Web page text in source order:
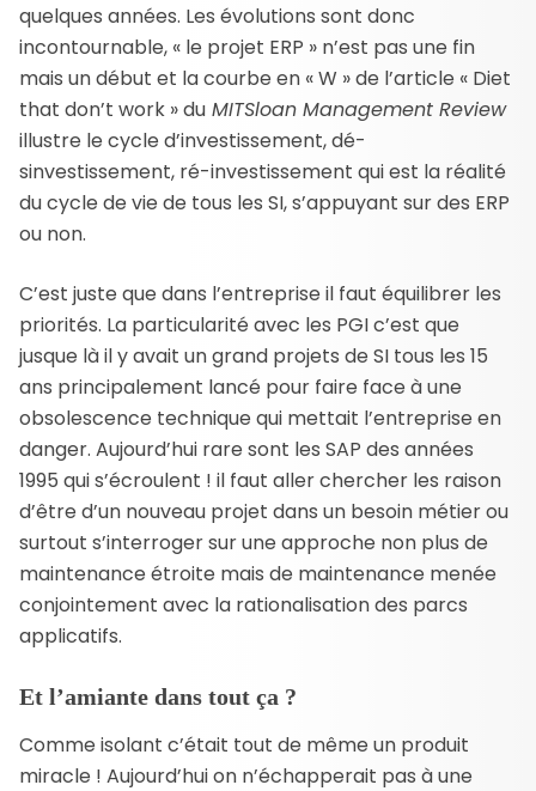
quelques années. Les évolutions sont donc
incontournable, « le projet ERP » n’est pas une fin
mais un début et la courbe en « W » de l’article « Diet
that don’t work » du MITSloan Management Review
illustre le cycle d’investissement, dé-
sinvestissement, ré-investissement qui est la réalité
du cycle de vie de tous les SI, s’appuyant sur des ERP
ou non.
C’est juste que dans l’entreprise il faut équilibrer les
priorités. La particularité avec les PGI c’est que
jusque là il y avait un grand projets de SI tous les 15
ans principalement lancé pour faire face à une
obsolescence technique qui mettait l’entreprise en
danger. Aujourd’hui rare sont les SAP des années
1995 qui s’écroulent ! il faut aller chercher les raison
d’être d’un nouveau projet dans un besoin métier ou
surtout s’interroger sur une approche non plus de
maintenance étroite mais de maintenance menée
conjointement avec la rationalisation des parcs
applicatifs.
Et l’amiante dans tout ça ?
Comme isolant c’était tout de même un produit
miracle ! Aujourd’hui on n’échapperait pas à une